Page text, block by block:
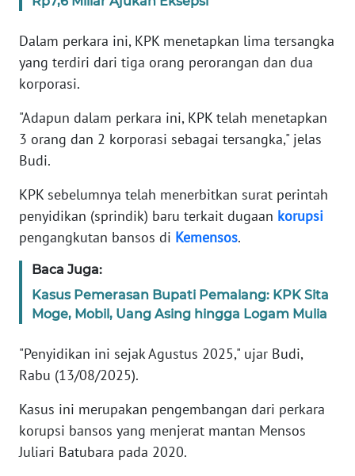
Dalam perkara ini, KPK menetapkan lima tersangka
yang terdiri dari tiga orang perorangan dan dua
korporasi.
"Adapun dalam perkara ini, KPK telah menetapkan
3 orang dan 2 korporasi sebagai tersangka," jelas
Budi.
KPK sebelumnya telah menerbitkan surat perintah
penyidikan (sprindik) baru terkait dugaan korupsi
pengangkutan bansos di Kemensos.
Baca Juga:
Kasus Pemerasan Bupati Pemalang: KPK Sita
Moge, Mobil, Uang Asing hingga Logam Mulia
"Penyidikan ini sejak Agustus 2025," ujar Budi,
Rabu (13/08/2025).
Kasus ini merupakan pengembangan dari perkara
korupsi bansos yang menjerat mantan Mensos
Juliari Batubara pada 2020.
PEDOMAN
SIBER
REDAKSI
KARIR
DISCLAIMER
Wahana
Regional
WN
SUMUT
WN
JAKARTA
WN
JABAR